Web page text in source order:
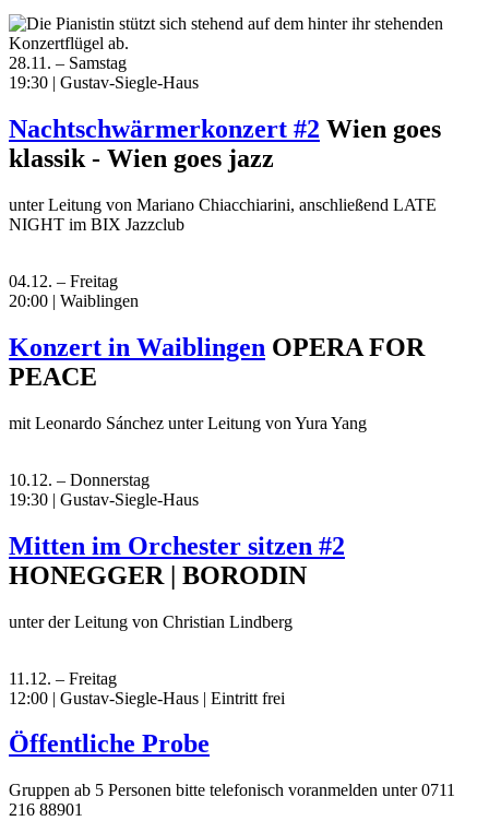
28.11. – Samstag
19:30 | Gustav-Siegle-Haus
Nachtschwärmerkonzert #2 Wien goes
klassik - Wien goes jazz
unter Leitung von Mariano Chiacchiarini, anschließend LATE
NIGHT im BIX Jazzclub
04.12. – Freitag
20:00 | Waiblingen
Konzert in Waiblingen OPERA FOR
PEACE
mit Leonardo Sánchez unter Leitung von Yura Yang
10.12. – Donnerstag
19:30 | Gustav-Siegle-Haus
Mitten im Orchester sitzen #2
HONEGGER | BORODIN
unter der Leitung von Christian Lindberg
11.12. – Freitag
12:00 | Gustav-Siegle-Haus | Eintritt frei
Öffentliche Probe
Gruppen ab 5 Personen bitte telefonisch voranmelden unter 0711
216 88901